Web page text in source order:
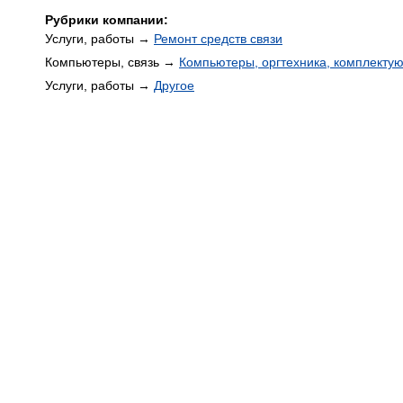
Рубрики компании:
Услуги, работы → Ремонт средств связи
Компьютеры, связь → Компьютеры, оргтехника,
Услуги, работы → Другое